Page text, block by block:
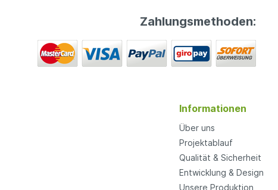
Zahlungsmethoden:
Informationen
Über uns
Projektablauf
Qualität & Sicherheit
Entwicklung & Design
Unsere Produktion